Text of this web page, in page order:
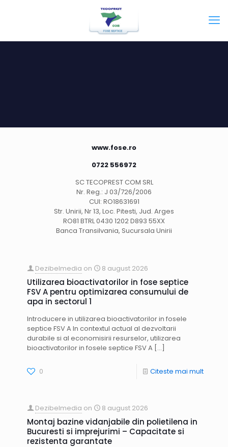
www.fose.ro
0722 556972
SC TECOPREST COM SRL
Nr. Reg.: J 03/726/2006
CUI: RO18631691
Str. Unirii, Nr 13, Loc. Pitesti, Jud. Arges
RO81 BTRL 0430 1202 D893 55XX
Banca Transilvania, Sucursala Unirii
Dezibelmedia on 8 august 2026
Utilizarea bioactivatorilor in fose septice
FSV A pentru optimizarea consumului de
apa in sectorul 1
Introducere in utilizarea bioactivatorilor in fosele
septice FSV A In contextul actual al dezvoltarii
durabile si al economisirii resurselor, utilizarea
bioactivatorilor in fosele septice FSV A […]
0 Citeste mai mult
Dezibelmedia on 8 august 2026
Montaj bazine vidanjabile din polietilena in
Bucuresti si imprejurimi – Capacitate si
rezistenta garantate